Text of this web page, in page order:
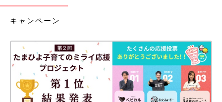
キャンペーン